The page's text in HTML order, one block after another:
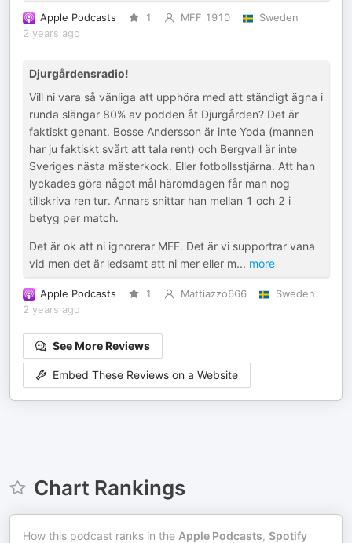
Apple Podcasts 1 MFF 1910
Sweden
2 years ago
Djurgårdensradio!
Vill ni vara så vänliga att upphöra med att ständigt ägna i
runda slängar 80% av podden åt Djurgården? Det är
faktiskt genant. Bosse Andersson är inte Yoda (mannen
har ju faktiskt svårt att tala rent) och Bergvall är inte
Sveriges nästa mästerkock. Eller fotbollsstjärna. Att han
lyckades göra något mål häromdagen får man nog
tillskriva ren tur. Annars snittar han mellan 1 och 2 i
betyg per match.
Det är ok att ni ignorerar MFF. Det är vi supportrar vana
vid men det är ledsamt att ni mer eller m... more
Apple Podcasts 1 Mattiazzo666
Sweden
2 years ago
See More Reviews
Embed These Reviews on a Website
Chart Rankings
How this podcast ranks in the Apple Podcasts, Spotify